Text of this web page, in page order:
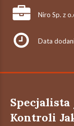
Niro Sp. z
Data
Kontroli